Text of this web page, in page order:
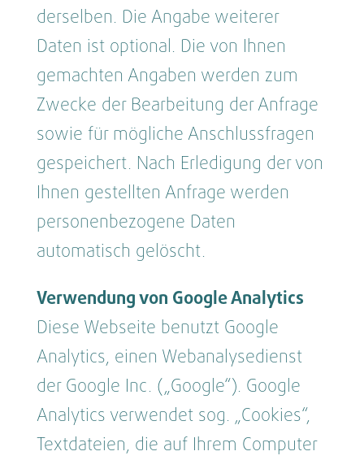
derselben. Die Angabe weiterer
Daten ist optional. Die von Ihnen
gemachten Angaben werden zum
Zwecke der Bearbeitung der Anfrage
sowie für mögliche Anschlussfragen
gespeichert. Nach Erledigung der von
Ihnen gestellten Anfrage werden
personenbezogene Daten
automatisch gelöscht.
Verwendung von Google Analytics
Diese Webseite benutzt Google
Analytics, einen Webanalysedienst
der Google Inc. („Google“). Google
Analytics verwendet sog. „Cookies“,
Textdateien, die auf Ihrem Computer